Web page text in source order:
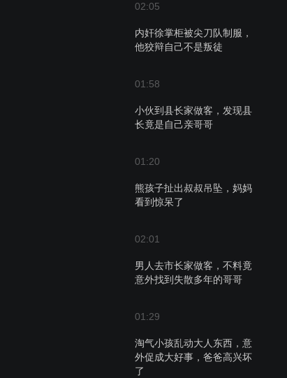
02:05
内奸徐掌柜被尖刀队制服，
他狡辩自己不是叛徒
01:58
小伙到县长家做客，发现县
长竟是自己亲哥哥
01:20
熊孩子扯出叔叔吊坠，妈妈
看到惊呆了
02:01
男人去市长家做客，不料竟
意外找到失散多年的哥哥
01:29
淘气小孩乱动大人东西，意
外促成大好事，爸爸高兴坏
了